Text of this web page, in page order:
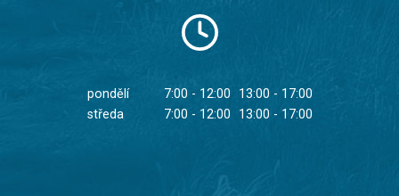
pondělí 7:00 - 12:00
13:00 - 17:00
středa
7:00 - 12:00 13:00 - 17:00